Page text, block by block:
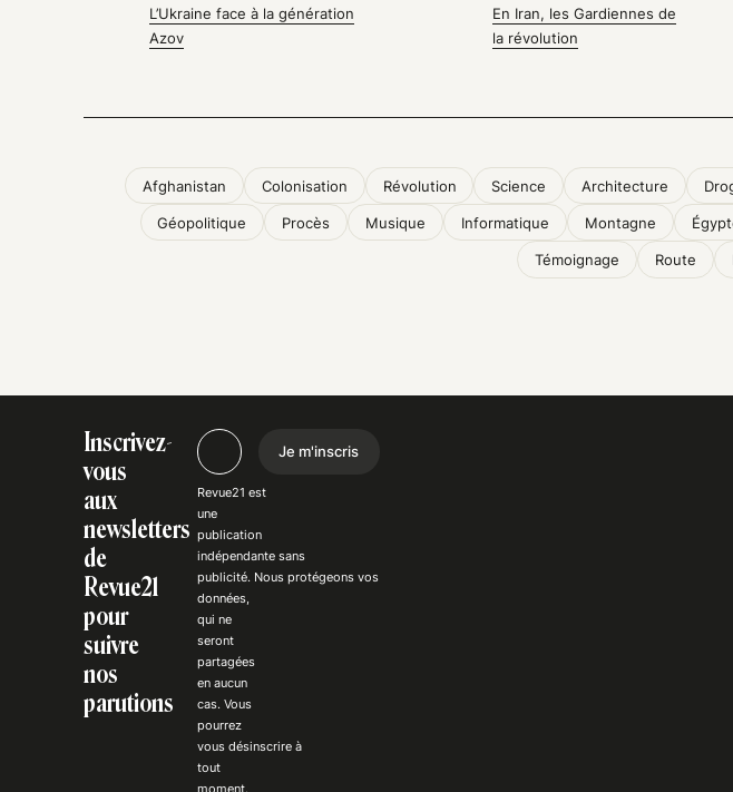
L’Ukraine face à la génération
Azov
En Iran, les Gardiennes de
la révolution
Afghanistan Colonisation Révolution Science Architecture
Géopolitique Procès Musique Informatique Montagne
Témoignage Route
Inscrivez-
vous
aux
newsletters
de
Revue21
pour
suivre
nos
parutions
Je m'inscris
Revue21 est
une
publication
indépendantesans
publicité. Nousprotégeons vos
données,
qui ne
seront
partagées
en aucun
cas. Vous
pourrez
vousdésinscrire à
tout